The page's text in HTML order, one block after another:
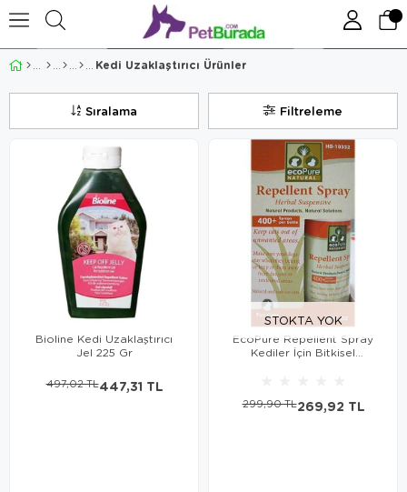
Kedi Uzaklaştırıcı Ürünler
Filtreleme
Sıralama
Bioline Kedi Uzaklaştırıcı
Jel 225 Gr
447,31 TL
497,02 TL
STOKTA YOK
EcoPure Repellent Spray
Kediler İçin Bitkisel
269,92 TL
299,90 TL